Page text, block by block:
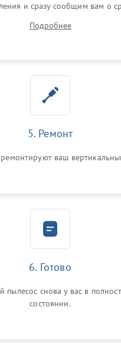
и сразу сообщим вам о
Подробнее
5. Ремонт
ваш
6. Готово
пылесос снова у вас в
состоянии.